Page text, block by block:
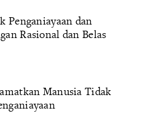
Penganiayaan dan
Rasional dan Belas
Manusia Tidak